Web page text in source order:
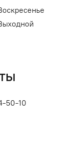
50-10